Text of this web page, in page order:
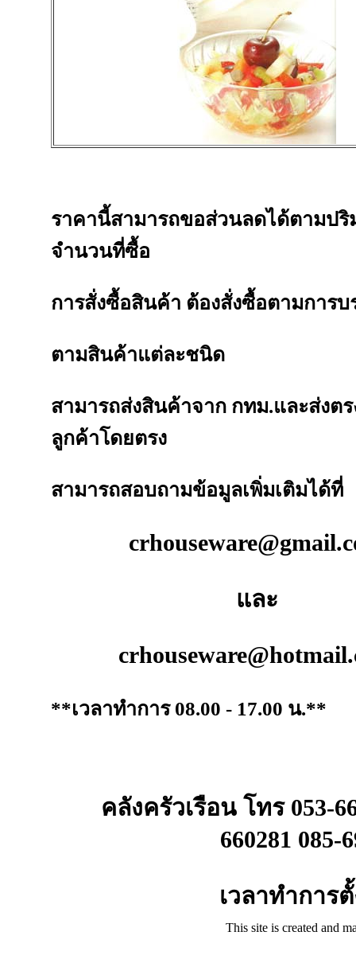
ราคานี้สามารถขอส่วนลดได้ตามป
จำนวนที่ซื้อ
การสั่งซื้อสินค้า ต้องสั่งซื้อตามการบ
ตามสินค้าแต่ละชนิด
สามารถส่งสินค้าจาก กทม.และส่งตร
ลูกค้าโดยตรง
สามารถสอบถามข้อมูลเพิ่มเติมได้ที่
และ
**เวลาทำการ 08.00 - 17.00 น.**
คลังครัวเรือน โทร 053-
660281 085-
เวลาทำการ
This site is created and